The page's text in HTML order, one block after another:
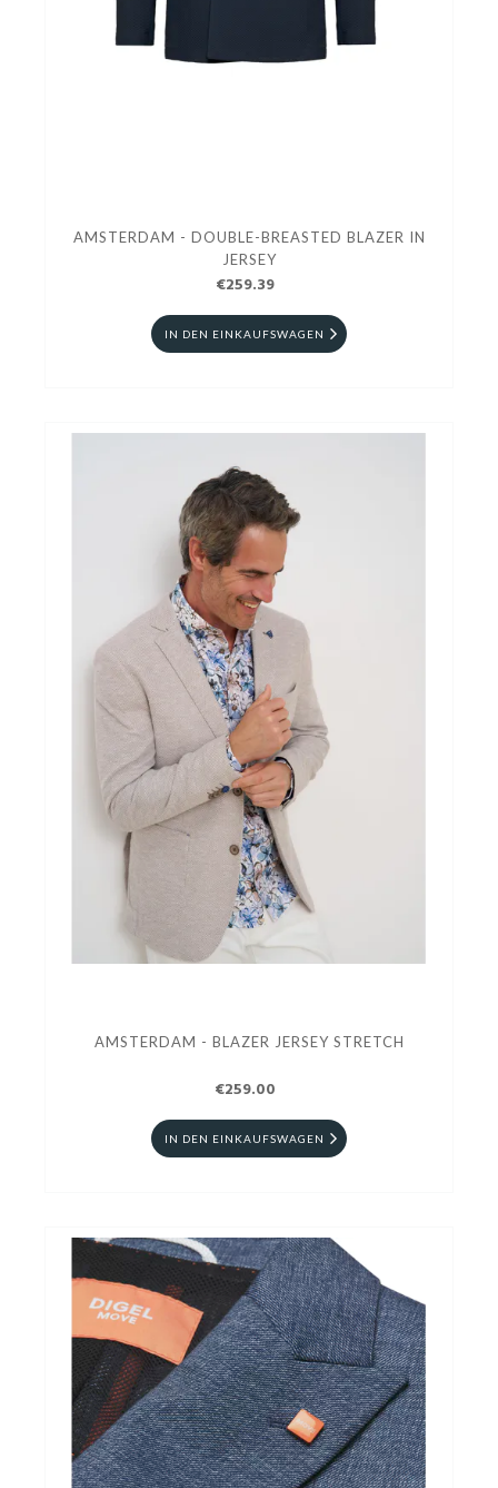
AMSTERDAM - DOUBLE-BREASTED BLAZER IN
JERSEY
€259.39
IN DEN EINKAUFSWAGEN
AMSTERDAM - BLAZER JERSEY STRETCH
€259.00
IN DEN EINKAUFSWAGEN